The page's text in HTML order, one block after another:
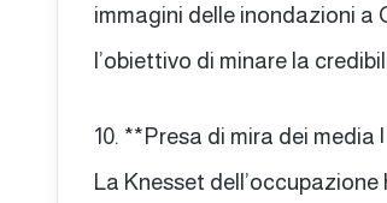
immagini delle inondazioni a
l’obiettivo di minare la
10. **Presa di mira dei media
La Knesset